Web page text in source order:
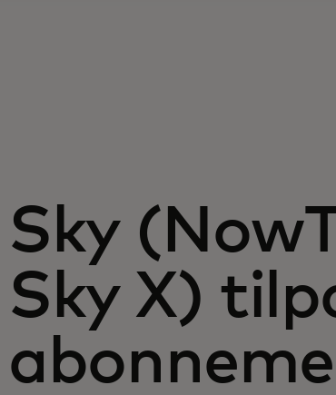
Sky
Sky X)